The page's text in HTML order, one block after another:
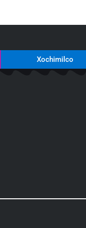
Xochimilco